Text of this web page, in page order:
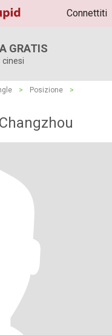
Connettiti
GRATIS
cinesi
> Posizione
>